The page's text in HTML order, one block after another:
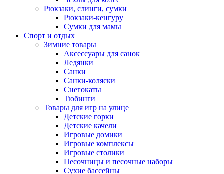
Рюкзаки, слинги, сумки
Рюкзаки-кенгуру
Сумки для мамы
Спорт и отдых
Зимние товары
Аксессуары для санок
Ледянки
Санки
Санки-коляски
Снегокаты
Тюбинги
Товары для игр на улице
Детские горки
Детские качели
Игровые домики
Игровые комплексы
Игровые столики
Песочницы и песочные наборы
Сухие бассейны